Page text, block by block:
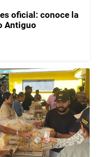
oficial: conoce la
Antiguo